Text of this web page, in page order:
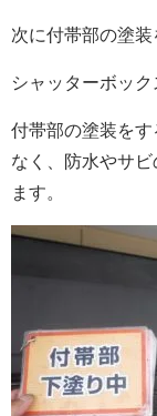
次に付帯部の塗装
シャッターボック
付帯部の塗装を
なく、防水やサ
ます。